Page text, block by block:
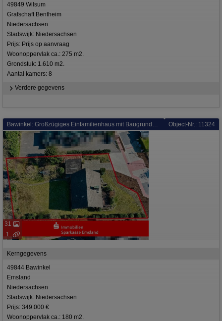
49849 Wilsum
Grafschaft Bentheim
Niedersachsen
Stadswijk: Niedersachsen
Prijs: Prijs op aanvraag
Woonoppervlak ca.: 275 m2.
Grondstuk: 1.610 m2.
Aantal kamers: 8
Verdere gegevens
Object-Nr.: 11324
1
31
Kerngegevens
49844 Bawinkel
Emsland
Niedersachsen
Stadswijk: Niedersachsen
Prijs: 349.000 €
Woonoppervlak ca.: 180 m2.